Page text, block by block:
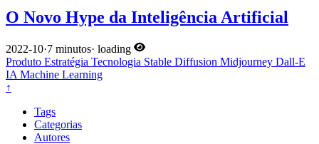
O Novo Hype da Inteligência Artificial
2022-10·7 minutos· loading
Produto Estratégia Tecnologia Stable Diffusion Midjourney Dall-E
IA Machine Learning
↑
Tags
Categorias
Autores